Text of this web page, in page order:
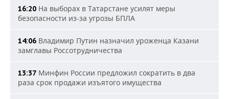
16:20 На выборах в Татарстане усилят меры
безопасности из-за угрозы БПЛА
14:06 Владимир Путин назначил уроженца Казани
замглавы Россотрудничества
13:37 Минфин России предложил сократить в два
раза срок продажи изъятого имущества